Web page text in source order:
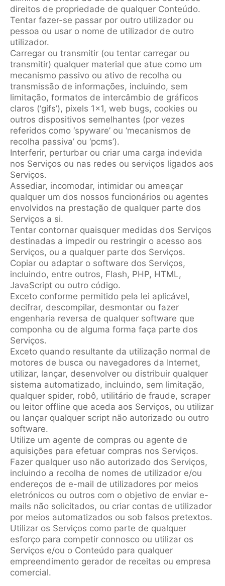
direitos de propriedade de qualquer Conteúdo.
Tentar fazer-se passar por outro utilizador ou
pessoa ou usar o nome de utilizador de outro
utilizador.
Carregar ou transmitir (ou tentar carregar ou
transmitir) qualquer material que atue como um
mecanismo passivo ou ativo de recolha ou
transmissão de informações, incluindo, sem
limitação, formatos de intercâmbio de gráficos
claros (‘gifs’), pixels 1×1, web bugs, cookies ou
outros dispositivos semelhantes (por vezes
referidos como ‘spyware’ ou ‘mecanismos de
recolha passiva’ ou ‘pcms’).
Interferir, perturbar ou criar uma carga indevida
nos Serviços ou nas redes ou serviços ligados aos
Serviços.
Assediar, incomodar, intimidar ou ameaçar
qualquer um dos nossos funcionários ou agentes
envolvidos na prestação de qualquer parte dos
Serviços a si.
Tentar contornar quaisquer medidas dos Serviços
destinadas a impedir ou restringir o acesso aos
Serviços, ou a qualquer parte dos Serviços.
Copiar ou adaptar o software dos Serviços,
incluindo, entre outros, Flash, PHP, HTML,
JavaScript ou outro código.
Exceto conforme permitido pela lei aplicável,
decifrar, descompilar, desmontar ou fazer
engenharia reversa de qualquer software que
componha ou de alguma forma faça parte dos
Serviços.
Exceto quando resultante da utilização normal de
motores de busca ou navegadores da Internet,
utilizar, lançar, desenvolver ou distribuir qualquer
sistema automatizado, incluindo, sem limitação,
qualquer spider, robô, utilitário de fraude, scraper
ou leitor offline que aceda aos Serviços, ou utilizar
ou lançar qualquer script não autorizado ou outro
software.
Utilize um agente de compras ou agente de
aquisições para efetuar compras nos Serviços.
Fazer qualquer uso não autorizado dos Serviços,
incluindo a recolha de nomes de utilizador e/ou
endereços de e-mail de utilizadores por meios
eletrónicos ou outros com o objetivo de enviar e-
mails não solicitados, ou criar contas de utilizador
por meios automatizados ou sob falsos pretextos.
Utilizar os Serviços como parte de qualquer
esforço para competir connosco ou utilizar os
Serviços e/ou o Conteúdo para qualquer
empreendimento gerador de receitas ou empresa
comercial.